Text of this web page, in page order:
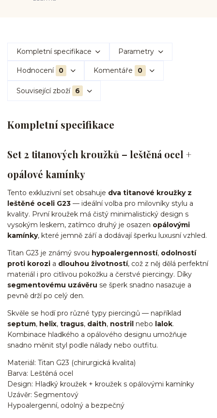
Kompletní specifikace Parametry
Hodnocení 0 Komentáře 0
Související zboží 6
Kompletní specifikace
Set 2 titanových kroužků – leštěná ocel +
opálové kamínky
Tento exkluzivní set obsahuje dva titanové kroužky z
leštěné oceli G23 — ideální volba pro milovníky stylu a
kvality. První kroužek má čistý minimalistický design s
vysokým leskem, zatímco druhý je osazen opálovými
kamínky, které jemně září a dodávají šperku luxusní vzhled.
Titan G23 je známý svou hypoalergenností, odolností
proti korozi a dlouhou životností, což z něj dělá perfektní
materiál i pro citlivou pokožku a čerstvé piercingy. Díky
segmentovému uzávěru se šperk snadno nasazuje a
pevně drží po celý den.
Skvěle se hodí pro různé typy piercingů — například
septum, helix, tragus, daith, nostril nebo lalok.
Kombinace hladkého a opálového designu umožňuje
snadno měnit styl podle nálady nebo outfitu.
Materiál: Titan G23 (chirurgická kvalita)
Barva: Leštěná ocel
Design: Hladký kroužek + kroužek s opálovými kamínky
Uzávěr: Segmentový
Hypoalergenní, odolný a bezpečný